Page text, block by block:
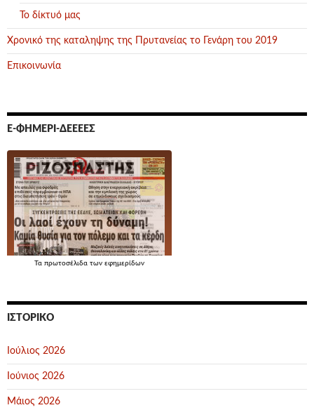
Το δίκτυό μας
Χρονικό της καταληψης της Πρυτανείας το Γενάρη του 2019
Επικοινωνία
Ε-ΦΗΜΕΡΊ-ΔΕΕΕΕΣ
Τα πρωτοσέλιδα των εφημερίδων
ΙΣΤΟΡΙΚΌ
Ιούλιος 2026
Ιούνιος 2026
Μάιος 2026